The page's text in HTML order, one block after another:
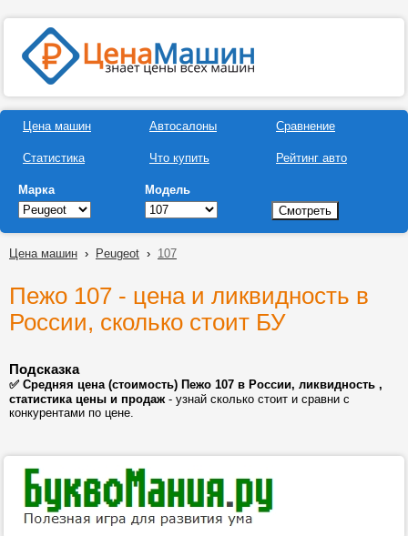
Цена машин
Статистика
Автосалоны
Что купить
Сравнение
Рейтинг авто
Марка Модель
Цена машин › Peugeot › 107
Пежо 107 - цена и ликвидность в
России, сколько стоит БУ
Подсказка
✅ Средняя цена (стоимость) Пежо 107 в России, ликвидность ,
статистика цены и продаж- узнай сколько стоит и сравни с
конкурентами по цене.